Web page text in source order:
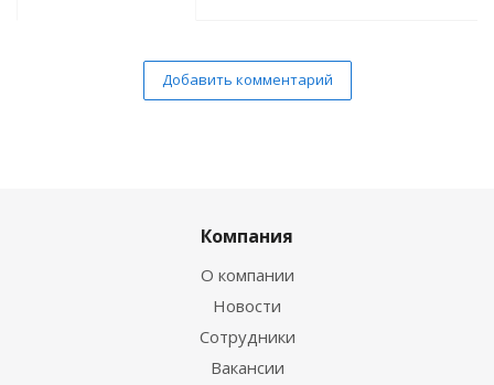
Добавить комментарий
Компания
О компании
Новости
Сотрудники
Вакансии